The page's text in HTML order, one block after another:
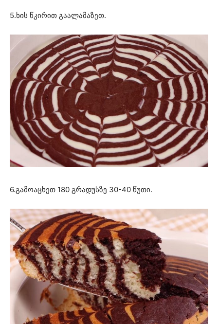
5.ხის წკირით გაალამაზეთ.
6.გამოაცხეთ 180 გრადუსზე 30-40 წუთი.